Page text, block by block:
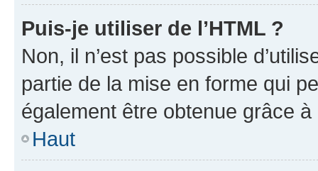
Puis-je utiliser de l’HTML ?
Non, il n’est pas possible
partie de la mise en forme qui
également être obtenue grâce à
Haut